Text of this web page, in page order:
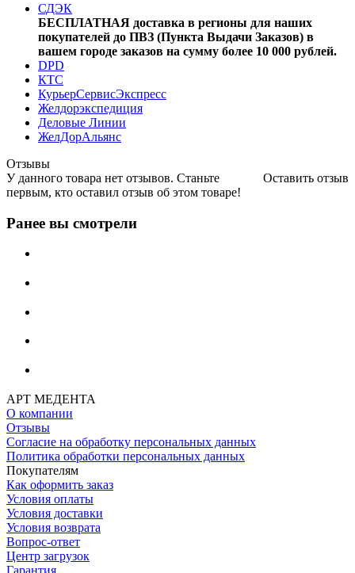
СДЭК
БЕСПЛАТНАЯ доставка в регионы для наших
покупателей до ПВЗ (Пункта Выдачи Заказов) в
вашем городе заказов на сумму более 10 000 рублей.
DPD
КТС
КурьерСервисЭкспресс
Желдорэкспедиция
Деловые Линии
ЖелДорАльянс
Отзывы
Оставить отзыв
У данного товара нет отзывов. Станьте
первым, кто оставил отзыв об этом товаре!
Ранее вы смотрели
АРТ МЕДЕНТА
О компании
Отзывы
Согласие на обработку персональных данных
Политика обработки персональных данных
Покупателям
Как оформить заказ
Условия оплаты
Условия доставки
Условия возврата
Вопрос-ответ
Центр загрузок
Гарантия